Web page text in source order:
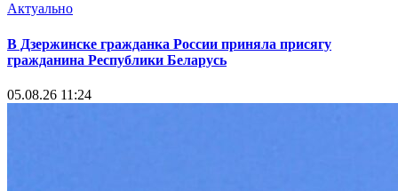
Актуально
В Дзержинске гражданка России приняла присягу
гражданина Республики Беларусь
05.08.26 11:24